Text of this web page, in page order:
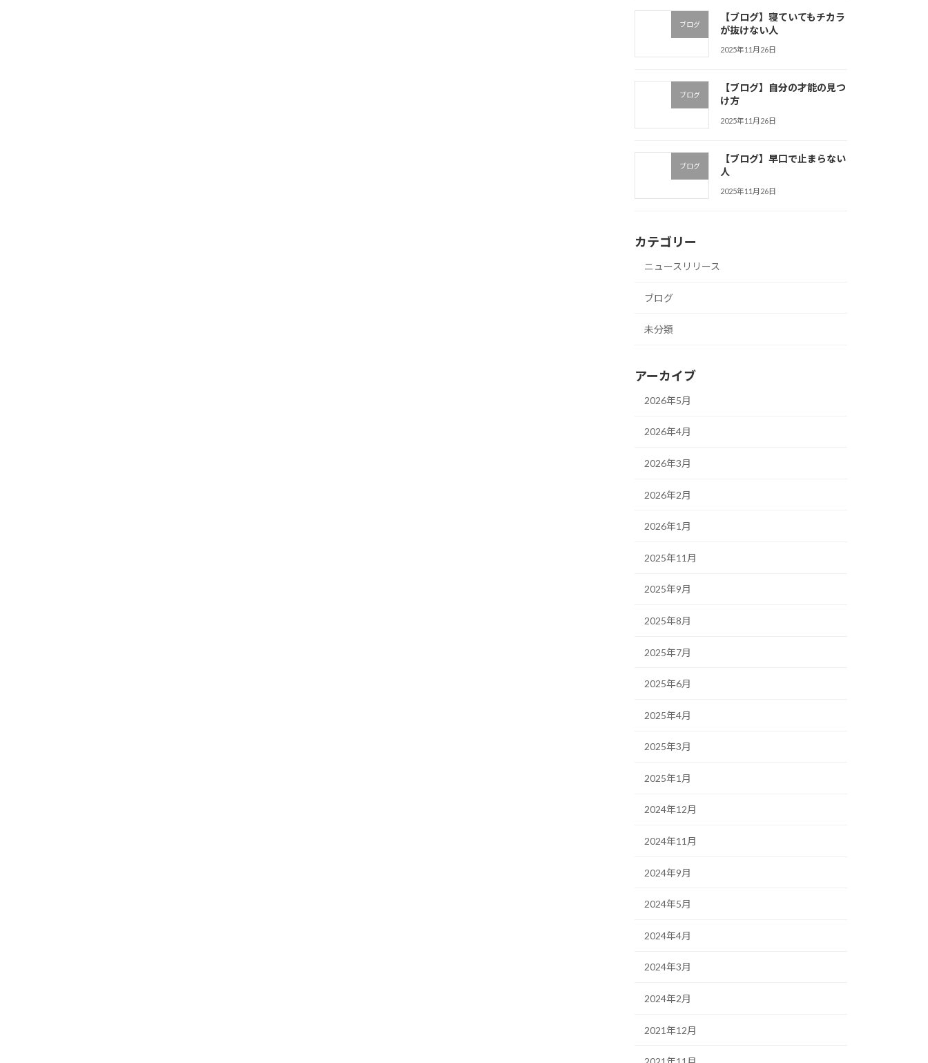
ブログ
【ブログ】寝ていてもチカラ
が抜けない人
2025年11月26日
ブログ
【ブログ】自分の才能の見つ
け方
2025年11月26日
ブログ
【ブログ】早口で止まらない
人
2025年11月26日
カテゴリー
ニュースリリース
ブログ
未分類
アーカイブ
2026年5月
2026年4月
2026年3月
2026年2月
2026年1月
2025年11月
2025年9月
2025年8月
2025年7月
2025年6月
2025年4月
2025年3月
2025年1月
2024年12月
2024年11月
2024年9月
2024年5月
2024年4月
2024年3月
2024年2月
2021年12月